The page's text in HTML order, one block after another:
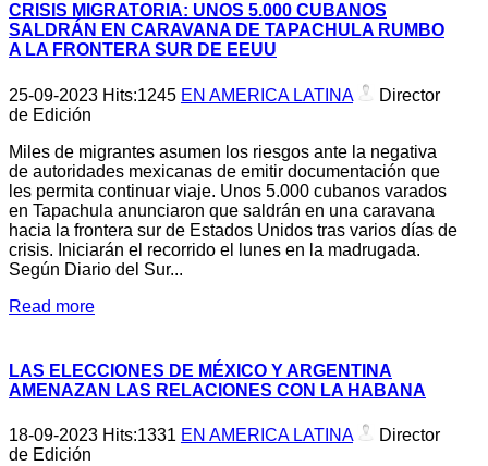
CRISIS MIGRATORIA: UNOS 5.000 CUBANOS
SALDRÁN EN CARAVANA DE TAPACHULA RUMBO
A LA FRONTERA SUR DE EEUU
25-09-2023 Hits:1245 EN AMERICA LATINA
Director
de Edición
Miles de migrantes asumen los riesgos ante la negativa
de autoridades mexicanas de emitir documentación que
les permita continuar viaje. Unos 5.000 cubanos varados
en Tapachula anunciaron que saldrán en una caravana
hacia la frontera sur de Estados Unidos tras varios días de
crisis. Iniciarán el recorrido el lunes en la madrugada.
Según Diario del Sur...
Read more
LAS ELECCIONES DE MÉXICO Y ARGENTINA
AMENAZAN LAS RELACIONES CON LA HABANA
18-09-2023 Hits:1331 EN AMERICA LATINA
Director
de Edición